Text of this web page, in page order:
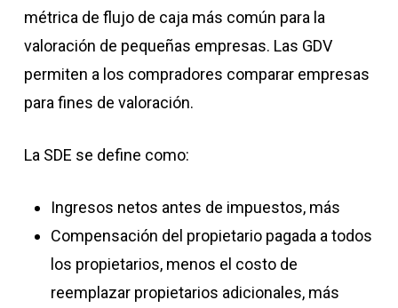
métrica de flujo de caja más común para la
valoración de pequeñas empresas. Las GDV
permiten a los compradores comparar empresas
para fines de valoración.
La SDE se define como:
Ingresos netos antes de impuestos, más
Compensación del propietario pagada a todos
los propietarios, menos el costo de
reemplazar propietarios adicionales, más